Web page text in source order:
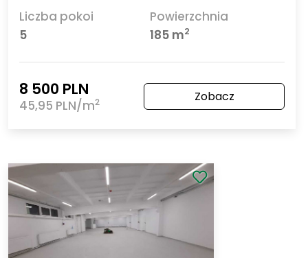
Liczba pokoi
5
Powierzchnia
185 m2
8 500 PLN
45,95 PLN/m2 Zobacz